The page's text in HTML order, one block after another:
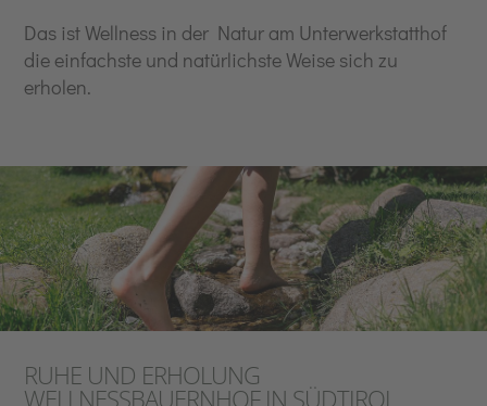
Das ist Wellness in der Natur am Unterwerkstatthof
die einfachste und natürlichste Weise sich zu
erholen.
RUHE UND ERHOLUNG
WELLNESSBAUERNHOF IN SÜDTIROL